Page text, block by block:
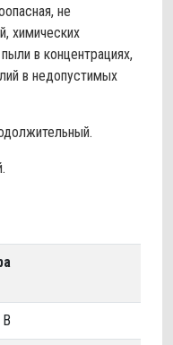
не
химических
в концентрациях,
в недопустимых
В